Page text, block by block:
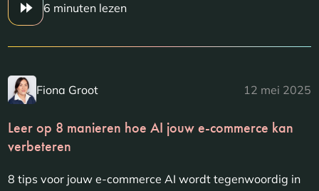
6 minuten lezen
Fiona Groot 12 mei 2025
Leer op 8 manieren hoe AI jouw e-commerce kan
verbeteren
8 tips voor jouw e-commerce AI wordt tegenwoordig in